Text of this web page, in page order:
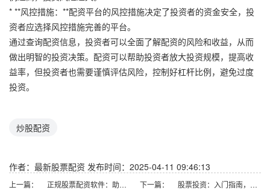
* **风控措施：**配资平台的风控措施决定了投资者的资金安全，投
资者应选择风控措施完善的平台。
通过查询配资信息，投资者可以全面了解配资的风险和收益，从而
做出明智的投资决策。配资可以帮助投资者放大投资规模，提高收
益率，但投资者也需要谨慎评估风险，控制好杠杆比例，避免过度
投资。
炒股配资
作者：最新股票配资 发布时间：2025-04-11 09:46:13
上一篇： 正规股票配资软件：助你投资无忧，财富倍增 下一篇： 股票投资：入门指南，提升收益